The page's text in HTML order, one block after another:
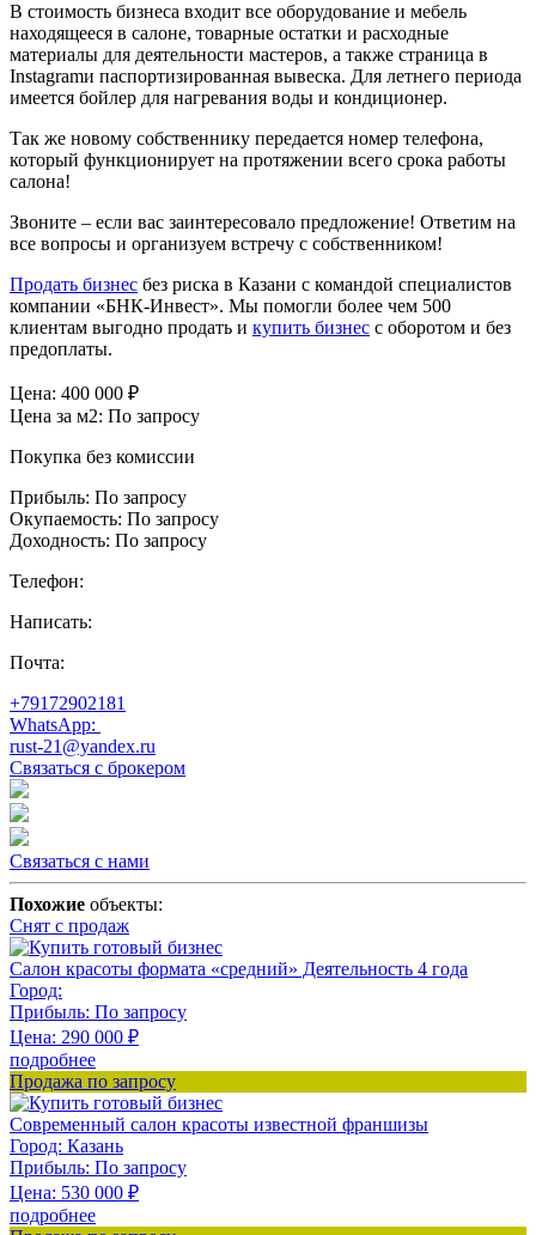
В стоимость бизнеса входит все оборудование и мебель
находящееся в салоне, товарные остатки и расходные
материалы для деятельности мастеров, а также страница в
Instagramи паспортизированная вывеска. Для летнего периода
имеется бойлер для нагревания воды и кондиционер.
Так же новому собственнику передается номер телефона,
который функционирует на протяжении всего срока работы
салона!
Звоните – если вас заинтересовало предложение! Ответим на
все вопросы и организуем встречу с собственником!
Продать бизнес без риска в Казани с командой специалистов
компании «БНК-Инвест». Мы помогли более чем 500
клиентам выгодно продать и купить бизнес с оборотом и без
предоплаты.
Цена: 400 000 ₽
Цена за м2: По запросу
Покупка без комиссии
Прибыль: По запросу
Окупаемость: По запросу
Доходность: По запросу
Телефон:
Написать:
Почта:
+79172902181
WhatsApp:
rust-21@yandex.ru
Связаться с брокером
Связаться с нами
Похожие объекты:
Снят с продаж
Салон красоты формата «средний» Деятельность 4 года
Город:
Прибыль: По запросу
Цена: 290 000 ₽
подробнее
Продажа по запросу
Современный салон красоты известной франшизы
Город: Казань
Прибыль: По запросу
Цена: 530 000 ₽
подробнее